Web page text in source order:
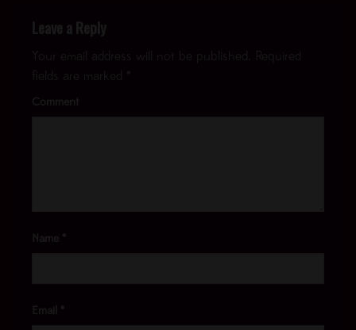
Leave a Reply
Your email address will not be published.
Required
fields are marked
*
Comment
Name *
Email *